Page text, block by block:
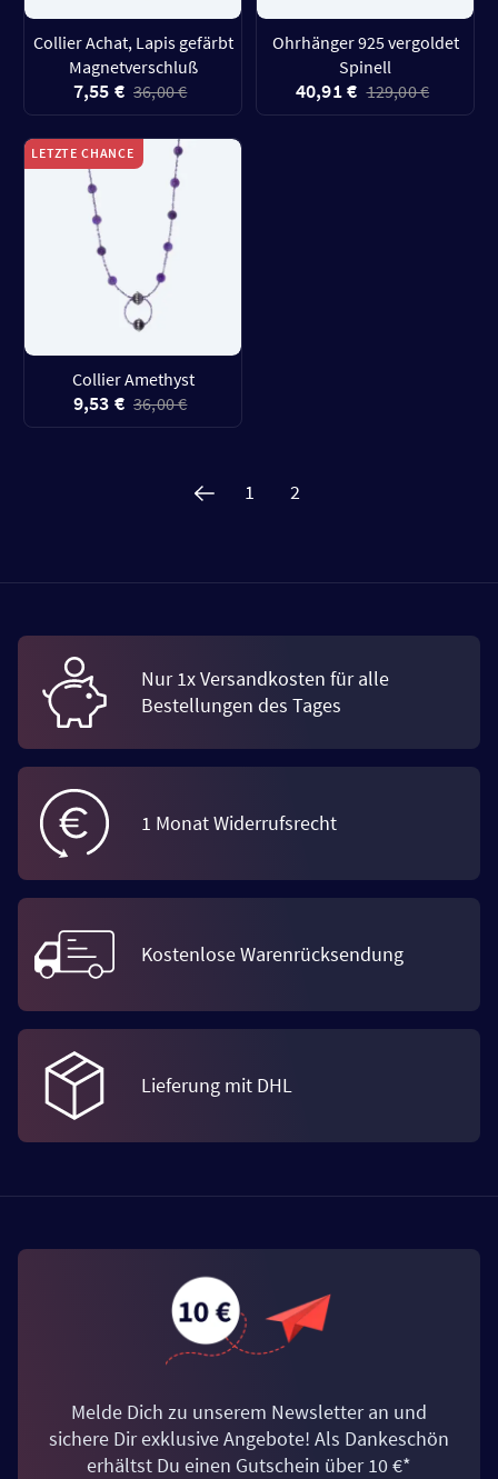
Collier Achat, Lapis gefärbt
Magnetverschluß
7,55 € 36,00 €
Ohrhänger 925 vergoldet
Spinell
40,91 € 129,00 €
LETZTE CHANCE
Collier Amethyst
9,53 € 36,00 €
1 2
Nur 1x Versandkosten für alle
Bestellungen des Tages
1 Monat Widerrufsrecht
Kostenlose Warenrücksendung
Lieferung mit DHL
Melde Dich zu unserem Newsletter an und
sichere Dir exklusive Angebote! Als Dankeschön
erhältst Du einen Gutschein über 10 €*